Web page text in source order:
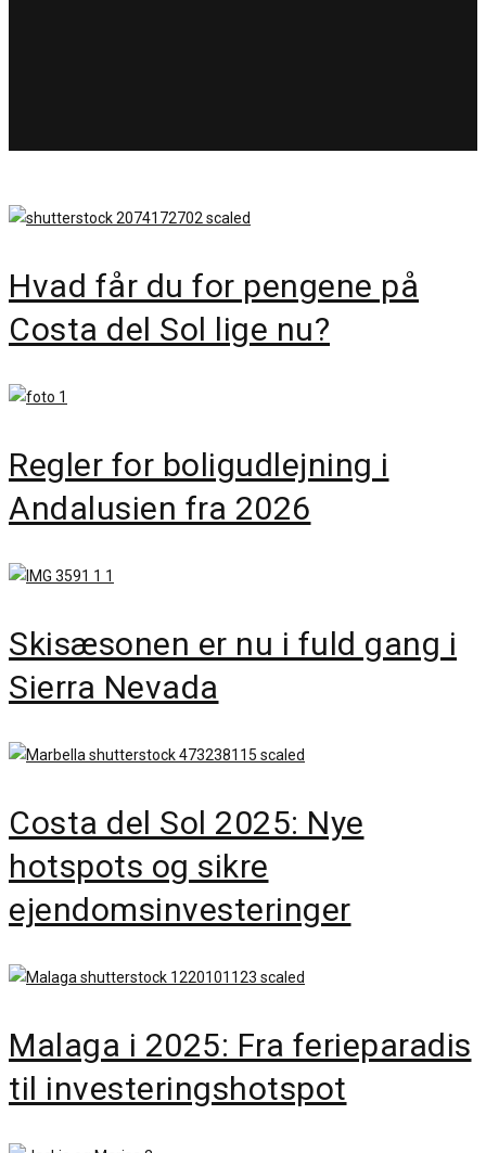
Hvad får du for pengene på
Costa del Sol lige nu?
Regler for boligudlejning i
Andalusien fra 2026
Skisæsonen er nu i fuld gang i
Sierra Nevada
Costa del Sol 2025: Nye
hotspots og sikre
ejendomsinvesteringer
Malaga i 2025: Fra ferieparadis
til investeringshotspot